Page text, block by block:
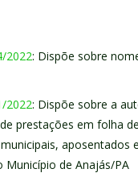
2022: Dispõe sobre
2022: Dispõe sobre a
prestações em folha
aposentados e
Município de Anajás/PA